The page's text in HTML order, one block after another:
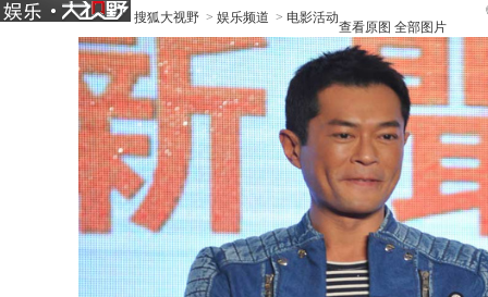
搜狐大视野 > 娱乐频道 > 电影活动
查看原图 全部图片